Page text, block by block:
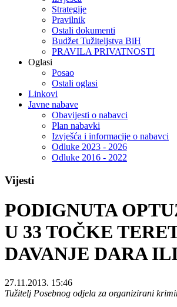
Strategije
Pravilnik
Ostali dokumenti
Budžet Tužiteljstva BiH
PRAVILA PRIVATNOSTI
Oglasi
Posao
Ostali oglasi
Linkovi
Javne nabave
Obavijesti o nabavci
Plan nabavki
Izvješća i informacije o nabavci
Odluke 2023 - 2026
Odluke 2016 - 2022
Vijesti
PODIGNUTA
U 33 TOČKE
DAVANJE DARA
27.11.2013. 15:46
Tužitelj Posebnog odjela za organizirani